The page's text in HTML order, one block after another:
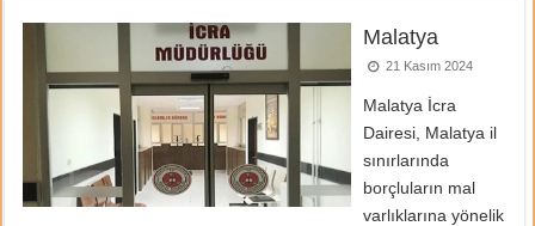
Malatya
21 Kasım 2024
Malatya İcra
Dairesi, Malatya il
sınırlarında
borçluların mal
varlıklarına yönelik